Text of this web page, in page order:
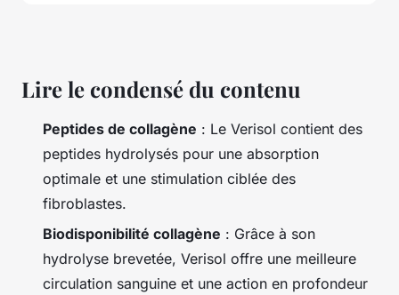
Lire le condensé du contenu
Peptides de collagène : Le Verisol contient des
peptides hydrolysés pour une absorption
optimale et une stimulation ciblée des
fibroblastes.
Biodisponibilité collagène : Grâce à son
hydrolyse brevetée, Verisol offre une meilleure
circulation sanguine et une action en profondeur